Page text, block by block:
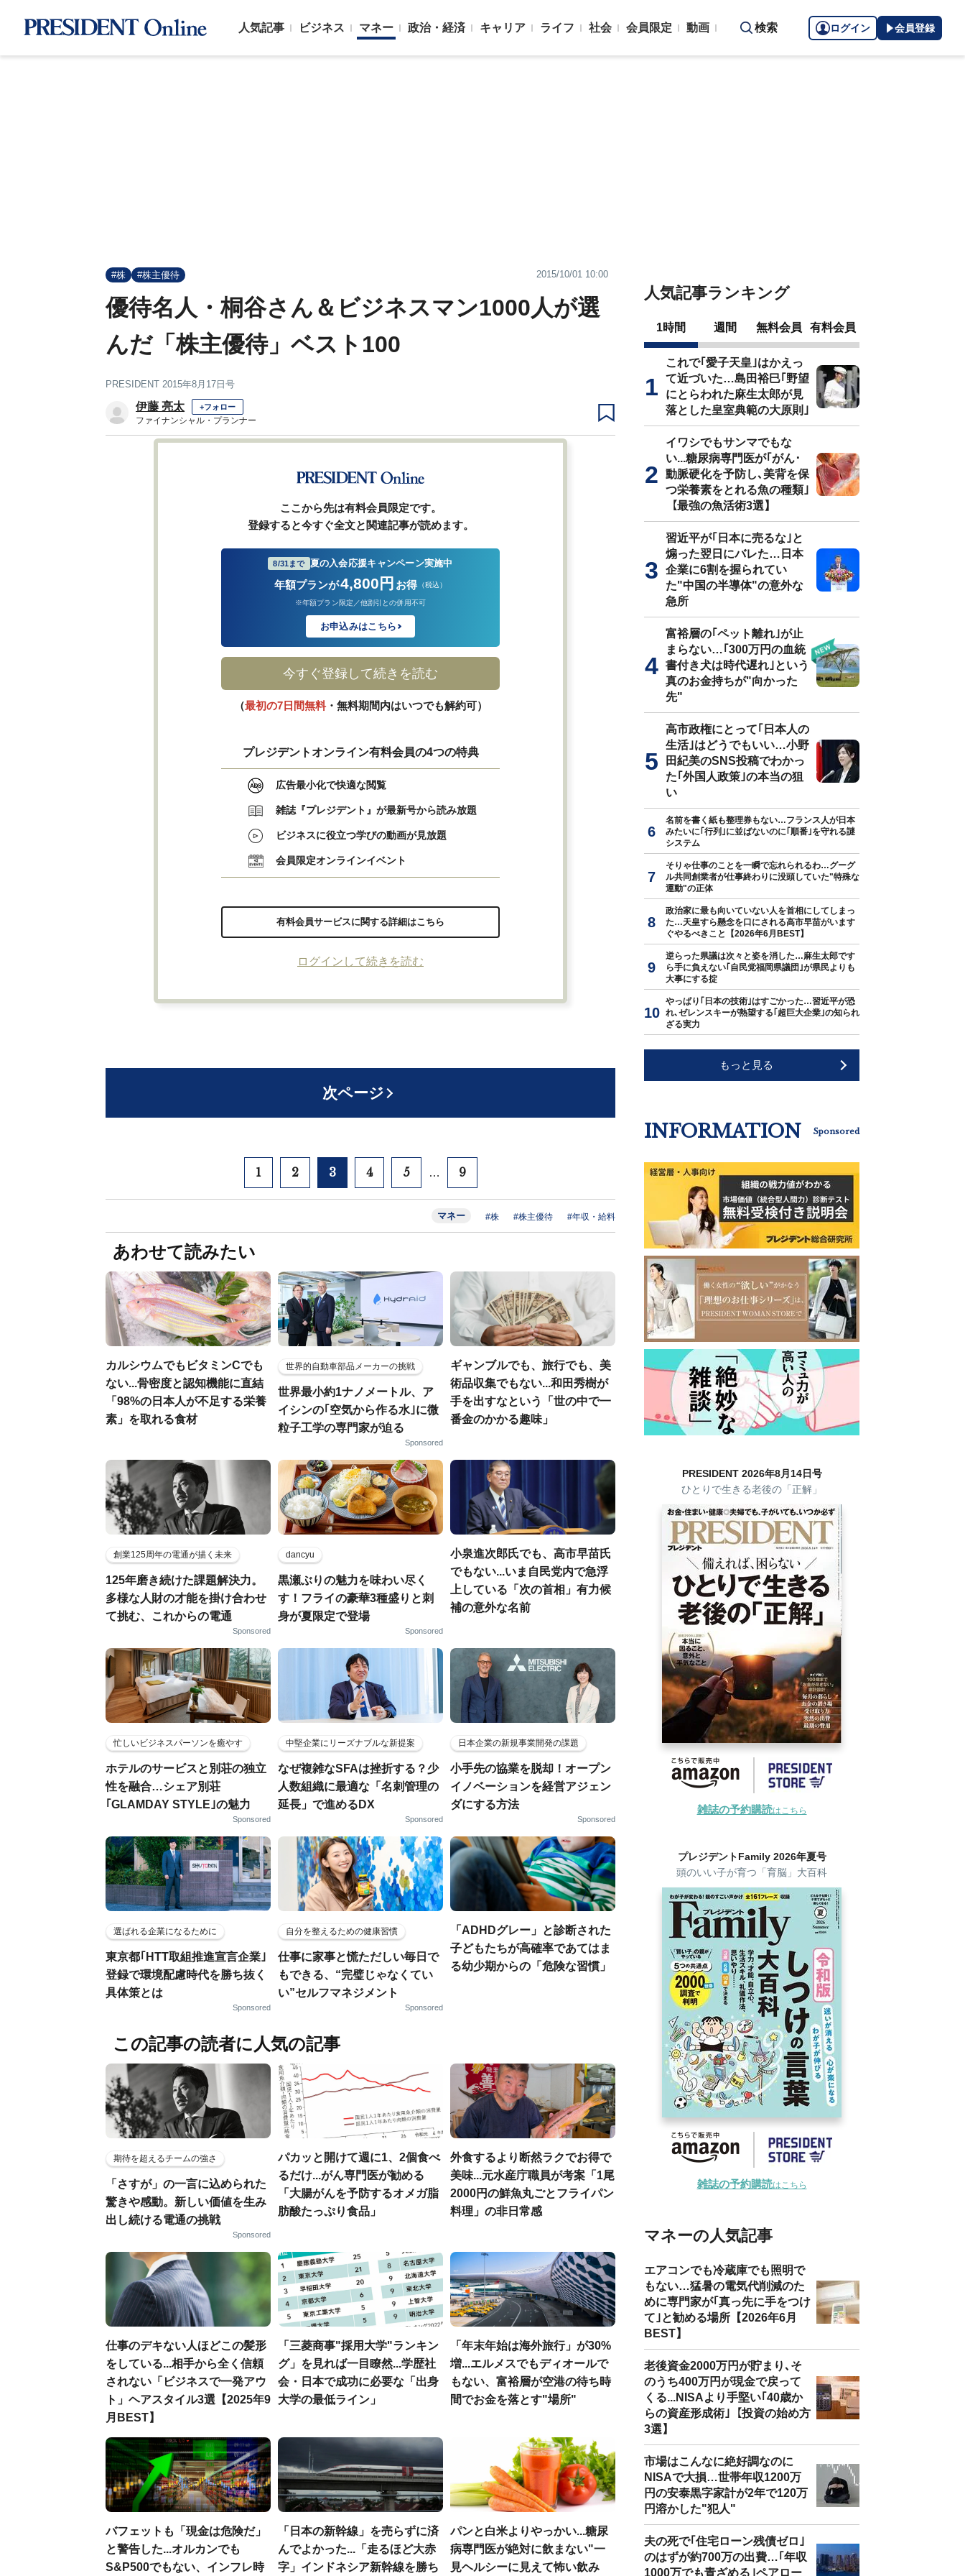
人気記事 ビジネス マネー 政治・経済 キャリア ライフ 社会 会員限定 動画 検索 ログイン 会員登録
#株 #株主優待 2015/10/01 10:00
優待名人・桐谷さん＆ビジネスマン1000人が選
んだ「株主優待」ベスト100
PRESIDENT 2015年8月17日号
伊藤 亮太 +フォロー
ファイナンシャル・プランナー
ここから先は有料会員限定です。
登録すると今すぐ全文と関連記事が読めます。
8/31まで 夏の入会応援キャンペーン実施中
年額プランが4,800円 お得 （税込）
※年額プラン限定／他割引との併用不可
お申込みはこちら
今すぐ登録して続きを読む
（最初の7日間無料・無料期間内はいつでも解約可）
プレジデントオンライン有料会員の4つの特典
広告最小化で快適な閲覧
雑誌『プレジデント』が最新号から読み放題
ビジネスに役立つ学びの動画が見放題
会員限定オンラインイベント
有料会員サービスに関する詳細はこちら
ログインして続きを読む
次ページ
1 2 3 4 5 … 9
マネー #株 #株主優待 #年収・給料
あわせて読みたい
カルシウムでもビタミンCでも
ない...骨密度と認知機能に直結
「98%の日本人が不足する栄養
素」を取れる食材
世界的自動車部品メーカーの挑戦
世界最小約1ナノメートル、ア
イシンの｢空気から作る水｣に微
粒子工学の専門家が迫る
Sponsored
ギャンブルでも、旅行でも、美
術品収集でもない...和田秀樹が
手を出すなという「世の中で一
番金のかかる趣味」
創業125周年の電通が描く未来
125年磨き続けた課題解決力。
多様な人財の才能を掛け合わせ
て挑む、これからの電通
Sponsored
dancyu
黒瀬ぶりの魅力を味わい尽く
す！フライの豪華3種盛りと刺
身が夏限定で登場
Sponsored
小泉進次郎氏でも、高市早苗氏
でもない...いま自民党内で急浮
上している「次の首相」有力候
補の意外な名前
忙しいビジネスパーソンを癒やす
ホテルのサービスと別荘の独立
性を融合…シェア別荘
｢GLAMDAY STYLE｣の魅力
Sponsored
中堅企業にリーズナブルな新提案
なぜ複雑なSFAは挫折する？少
人数組織に最適な「名刺管理の
延長」で進めるDX
Sponsored
日本企業の新規事業開発の課題
小手先の協業を脱却！オープン
イノベーションを経営アジェン
ダにする方法
Sponsored
選ばれる企業になるために
東京都｢HTT取組推進宣言企業｣
登録で環境配慮時代を勝ち抜く
具体策とは
Sponsored
自分を整えるための健康習慣
仕事に家事と慌ただしい毎日で
もできる、“完璧じゃなくてい
い”セルフマネジメント
Sponsored
「ADHDグレー」と診断された
子どもたちが高確率であてはま
る幼少期からの「危険な習慣」
この記事の読者に人気の記事
期待を超えるチームの強さ
「さすが」の一言に込められた
驚きや感動。新しい価値を生み
出し続ける電通の挑戦
Sponsored
パカッと開けて週に1、2個食べ
るだけ...がん専門医が勧める
「大腸がんを予防するオメガ脂
肪酸たっぷり食品」
外食するより断然ラクでお得で
美味...元水産庁職員が考案「1尾
2000円の鮮魚丸ごとフライパン
料理」の非日常感
仕事のデキない人ほどこの髪形
をしている...相手から全く信頼
されない「ビジネスで一発アウ
ト」ヘアスタイル3選【2025年9
月BEST】
「三菱商事"採用大学"ランキン
グ」を見れば一目瞭然...学歴社
会・日本で成功に必要な「出身
大学の最低ライン」
「年末年始は海外旅行」が30%
増...エルメスでもディオールで
もない、富裕層が空港の待ち時
間でお金を落とす"場所"
バフェットも「現金は危険だ」
と警告した...オルカンでも
S&P500でもない、インフレ時
「日本の新幹線」を売らずに済
んでよかった...「走るほど大赤
字」インドネシア新幹線を勝ち
パンと白米よりやっかい...糖尿
病専門医が絶対に飲まない"一
見ヘルシーに見えて怖い飲み
人気記事ランキング
1時間 週間 無料会員 有料会員
これで｢愛子天皇｣はかえっ
て近づいた…島田裕巳｢野望
にとらわれた麻生太郎が見
落とした皇室典範の大原則｣
イワシでもサンマでもな
い...糖尿病専門医が｢がん･
動脈硬化を予防し､美背を保
つ栄養素をとれる魚の種類｣
【最強の魚活術3選】
習近平が｢日本に売るな｣と
煽った翌日にバレた…日本
企業に6割を握られてい
た"中国の半導体"の意外な
急所
富裕層の｢ペット離れ｣が止
まらない…｢300万円の血統
書付き犬は時代遅れ｣という
真のお金持ちが"向かった
先"
高市政権にとって｢日本人の
生活｣はどうでもいい…小野
田紀美のSNS投稿でわかっ
た｢外国人政策｣の本当の狙
い
名前を書く紙も整理券もない…フランス人が日本
みたいに｢行列｣に並ばないのに｢順番｣を守れる謎
システム
そりゃ仕事のことを一瞬で忘れられるわ…グーグ
ル共同創業者が仕事終わりに没頭していた"特殊な
運動"の正体
政治家に最も向いていない人を首相にしてしまっ
た…天皇すら懸念を口にされる高市早苗がいます
ぐやるべきこと【2026年6月BEST】
逆らった県議は次々と姿を消した…麻生太郎です
ら手に負えない｢自民党福岡県議団｣が県民よりも
大事にする掟
やっぱり｢日本の技術｣はすごかった…習近平が恐
れ､ゼレンスキーが熱望する｢超巨大企業｣の知られ
ざる実力
もっと見る
INFORMATION Sponsored
PRESIDENT 2026年8月14日号
ひとりで生きる老後の「正解」
雑誌の予約購読はこちら
プレジデントFamily 2026年夏号
頭のいい子が育つ「育脳」大百科
雑誌の予約購読はこちら
マネーの人気記事
エアコンでも冷蔵庫でも照明で
もない…猛暑の電気代削減のた
めに専門家が｢真っ先に手をつけ
て｣と勧める場所【2026年6月
BEST】
老後資金2000万円が貯まり､そ
のうち400万円が現金で戻って
くる...NISAより手堅い｢40歳か
らの資産形成術｣【投資の始め方
3選】
市場はこんなに絶好調なのに
NISAで大損…世帯年収1200万
円の安泰黒字家計が2年で120万
円溶かした"犯人"
夫の死で｢住宅ローン残債ゼロ｣
のはずが約700万の出費…｢年収
1000万でも青ざめる｣ペアロー